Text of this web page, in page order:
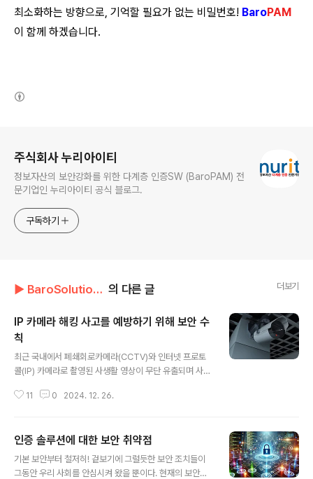
최소화하는 방향으로, 기억할 필요가 없는 비밀번호! BaroPAM
이 함께 하겠습니다.
주식회사 누리아이티
정보자산의 보안강화를 위한 다계층 인증SW (BaroPAM) 전
문기업인 누리아이티 공식 블로그.
구독하기
▶ BaroSolution/기술문서 의 다른 글 더보기
IP 카메라 해킹 사고를 예방하기 위해 보안 수
칙
최근 국내에서 폐쇄회로카메라(CCTV)와 인터넷 프로토
콜(IP) 카메라로 촬영된 사생활 영상이 무단 유출되며 사회
상 약 4500여건이 유출되는 사건이 발생했으며, 일부 영
등에서 촬영된 약 500여 건의 영상이 유포되는 사건이 추
가로 발생하며, 사생활 침해 우려가 한층 증폭됐다. 유출된
영상 중에는 구체적인 지명이나 날짜, 개인정보를 특정할
11 0 2024. 12. 26.
인증 솔루션에 대한 보안 취약점
기본 보안부터 철저히! 겉보기에 그럴듯한 보안 조치들이
그동안 우리 사회를 안심시켜 왔을 뿐이다. 현재의 보안체